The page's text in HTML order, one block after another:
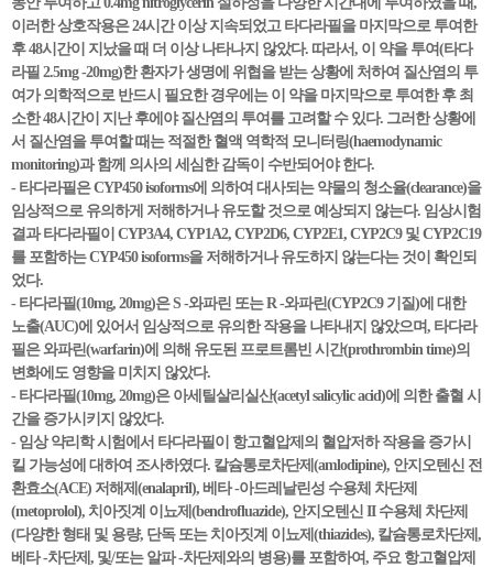
이러한 상호작용은 24시간 이상 지속되었고 타다라필을 마지막으로 투여한
후 48시간이 지났을 때 더 이상 나타나지 않았다. 따라서, 이 약을 투여(타다
라필 2.5mg -20mg)한 환자가 생명에 위협을 받는 상황에 처하여 질산염의 투
여가 의학적으로 반드시 필요한 경우에는 이 약을 마지막으로 투여한 후 최
소한 48시간이 지난 후에야 질산염의 투여를 고려할 수 있다. 그러한 상황에
서 질산염을 투여할 때는 적절한 혈액 역학적 모니터링(haemodynamic
monitoring)과 함께 의사의 세심한 감독이 수반되어야 한다.
- 타다라필은 CYP450 isoforms에 의하여 대사되는 약물의 청소율(clearance)을
임상적으로 유의하게 저해하거나 유도할 것으로 예상되지 않는다. 임상시험
결과 타다라필이 CYP3A4, CYP1A2, CYP2D6, CYP2E1, CYP2C9 및 CYP2C19
를 포함하는 CYP450 isoforms을 저해하거나 유도하지 않는다는 것이 확인되
었다.
- 타다라필(10mg, 20mg)은 S -와파린 또는 R -와파린(CYP2C9 기질)에 대한
노출(AUC)에 있어서 임상적으로 유의한 작용을 나타내지 않았으며, 타다라
필은 와파린(warfarin)에 의해 유도된 프로트롬빈 시간(prothrombin time)의
변화에도 영향을 미치지 않았다.
- 타다라필(10mg, 20mg)은 아세틸살리실산(acetyl salicylic acid)에 의한 출혈 시
간을 증가시키지 않았다.
- 임상 약리학 시험에서 타다라필이 항고혈압제의 혈압저하 작용을 증가시
킬 가능성에 대하여 조사하였다. 칼슘통로차단제(amlodipine), 안지오텐신 전
환효소(ACE) 저해제(enalapril), 베타 -아드레날린성 수용체 차단제
(metoprolol), 치아짓계 이뇨제(bendrofluazide), 안지오텐신 II 수용체 차단제
(다양한 형태 및 용량, 단독 또는 치아짓계 이뇨제(thiazides), 칼슘통로차단제,
베타 -차단제, 및/또는 알파 -차단제와의 병용)를 포함하여, 주요 항고혈압제